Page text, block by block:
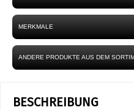
MERKMALE
ANDERE PRODUKTE AUS DEM
BESCHREIBUNG